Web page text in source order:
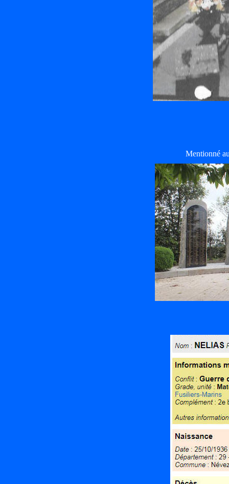
Mentionné